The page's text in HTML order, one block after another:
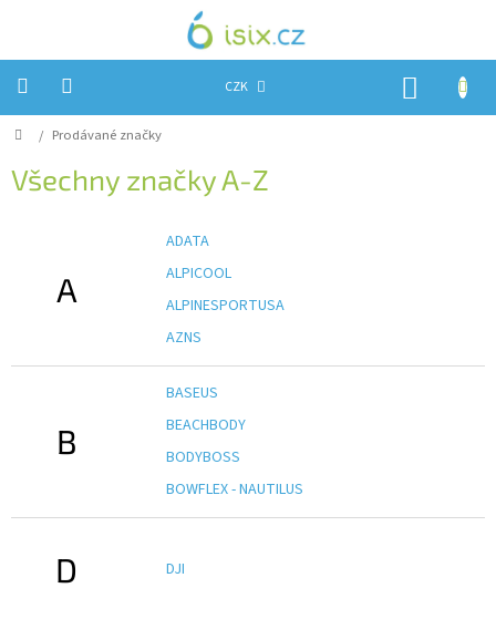
CZK
Úvod
Reklamace?
Návody,
FIRMWARE
Autokamery
Domů
/ Prodávané značky
Všechny značky A-Z
A
ADATA
ALPICOOL
ALPINESPORTUSA
AZNS
B
BASEUS
BEACHBODY
BODYBOSS
BOWFLEX - NAUTILUS
D DJI